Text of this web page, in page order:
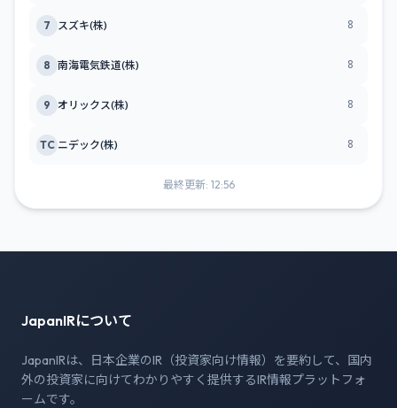
7 スズキ(株) 8
8 南海電気鉄道(株) 8
9 オリックス(株) 8
TC ニデック(株) 8
最終更新: 12:56
JapanIRについて
JapanIRは、日本企業のIR（投資家向け情報）を要約して、国内
外の投資家に向けてわかりやすく提供するIR情報プラットフォ
ームです。